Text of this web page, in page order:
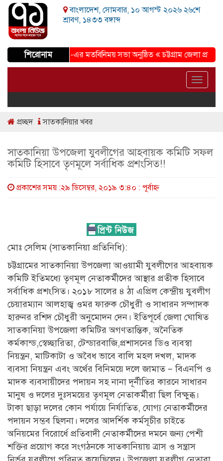
বাংলাদেশ, সোমবার, ১০ আগস্ট ২০২৬ ২৬শে
শ্রাবণ, ১৪৩৩ বঙ্গাব্দ
শিরোনাম
কল্যাণ পরিষদ’-এর মতবিনিময় সভা অনুষ্ঠিত চট্টগ্রাম জেলা প্রশাসকের
Toggle
প্রচ্ছদ সাতকানিয়ার খবর
সাতকানিয়া উপজেলা যুবলীগের আহবায়ক কমিটি সফল
কমিটি হিসাবে তৃণমূলে সর্বাধিক প্রশংসিত!!
প্রকাশের সময় :২৯ ডিসেম্বর, ২০১৯ ৩:৪০ : পূর্বাহ্ণ
মোঃ সেলিম (সাতকানিয়া প্রতিনিধি):
চট্টগ্রামের সাতকানিয়া উপজেলা আওয়ামী যুবলীগের আহবায়ক
কমিটি ইতিমধ্যে তৃণমূল নেতাকর্মীদের আস্থার প্রতীক হিসাবে
সর্বাধিক প্রশংসিত। ২০১৮ সালের ৪ ঠা এপ্রিল কেন্দ্রীয় যুবলীগ
চেয়ারম্যান আলহাজ্ব ওমর ফারুক চৌধুরী ও সাধারন সম্পাদক
হারুনর রশিদ চৌধুরী অনুমোদন দেন। ইতিপূর্বে জেলা ঘোষিত
সাতকানিয়া উপজেলা কমিটির অগণতান্তিক, অনৈতিক
কর্মকান্ড,স্বেচ্ছারিতা, টেন্ডারবাজি,প্রশাসনের ডিও ব্যবস্বা
নিয়ন্ত্রন, মাটিকাটা ও অবৈধ ভাবে বালি মহল দখল, মাদক
ব্যবসা নিয়ন্ত্রন এবং অর্থের বিনিময়ে দলে জামাত – বিএনপি ও
মাদক ব্যবসায়ীদের পদায়ন সহ নানা দূর্নীতির কারনে সাধারন
মানুষ ও দলের দুঃসময়ের তৃণমূল নেতাকর্মীরা ছিল বিক্ষুব্ধ।
টাকা ছাড়া দলের কোন পর্যায়ে নির্যাতিত, যোগ্য নেতাকর্মীদের
পদায়ন সম্ভব ছিলনা। দলের আদর্শিক কর্মসূচীর চাইতে
অনিয়মের বিরোর্ধে প্রতিবাদী নেতাকর্মীদের দমনে জন্য পেশী
শক্তির প্রয়োগ করে সংগঠনকে সাতকানিয়ায় ত্রাস ও সন্ত্রাস